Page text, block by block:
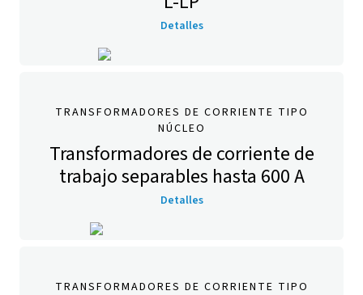
Detalles
TRANSFORMADORES DE CORRIENTE TIPO
NÚCLEO
Transformadores de corriente de
trabajo separables hasta 600 A
Detalles
TRANSFORMADORES DE CORRIENTE TIPO